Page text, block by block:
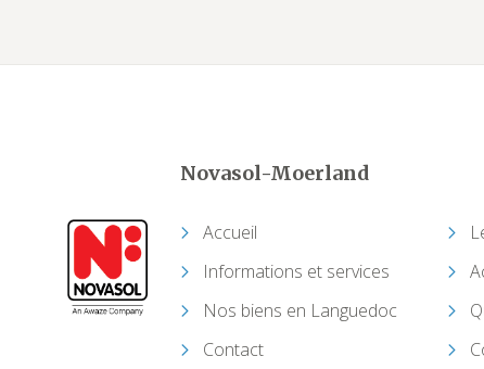
Novasol-Moerland
Accueil
Informations et services
Nos biens en Languedoc
Contact